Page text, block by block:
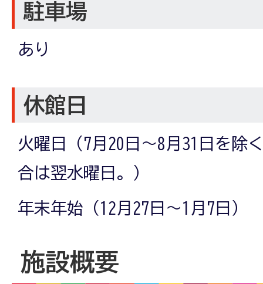
駐車場
あり
休館日
火曜日（7月20日～8月31日を除
合は翌水曜日。）
年末年始（12月27日～1月7日）
施設概要